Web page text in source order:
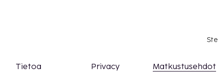
Tietoa
Privacy
Matkustusehdot